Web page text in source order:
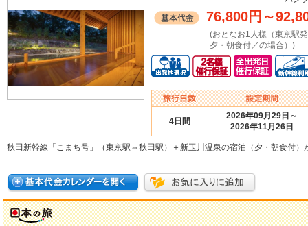
76,800円 ～
(おとなお1人様（東京駅
夕・朝食付／の場合）)
4日間
2026年09月29日～
2026年11月26日
秋田新幹線「こまち号」（東京駅⇔秋田駅）＋新玉川温泉の宿泊（夕・朝食付）